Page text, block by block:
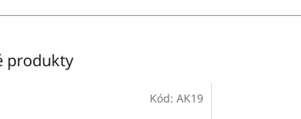
produkty
Kód: AK19